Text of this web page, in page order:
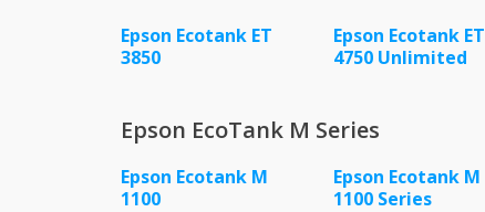
Epson Ecotank ET
3850
Epson Ecotank ET
4750 Unlimited
Epson EcoTank M Series
Epson Ecotank M
1100
Epson Ecotank M
1100 Series